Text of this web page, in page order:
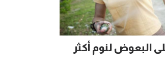
البعوض لنوم أكثر